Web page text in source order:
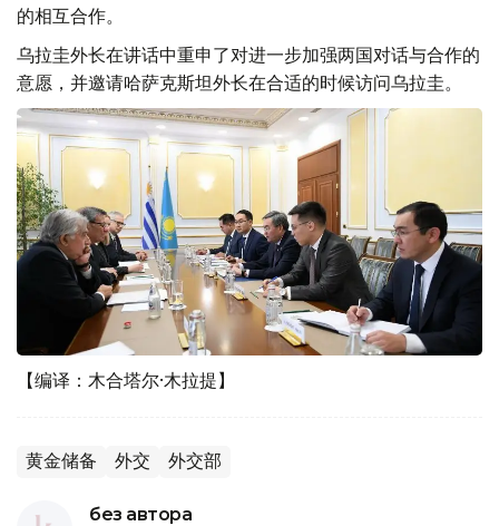
的相互合作。
乌拉圭外长在讲话中重申了对进一步加强两国对话与合作的
意愿，并邀请哈萨克斯坦外长在合适的时候访问乌拉圭。
【编译：木合塔尔·木拉提】
黄金储备 外交 外交部
без автора